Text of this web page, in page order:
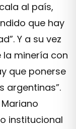
al país,
que hay
Y a su vez
la minería con
que ponerse
argentinas”.
institucional